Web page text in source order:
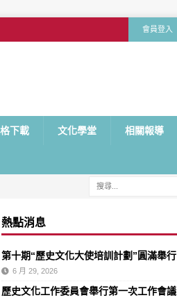
會員登入
下載 文化學堂 相關報導
熱點消息
第十期“歷史文化大使培訓計劃”圓滿舉行
6 月 29, 2026
歷史文化工作委員會舉行第一次工作會議